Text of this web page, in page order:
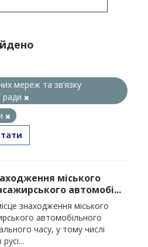
мереж та зв’язку
ради
міського
автомобі...
знаходження міського
автомобільного
часу, у тому числі